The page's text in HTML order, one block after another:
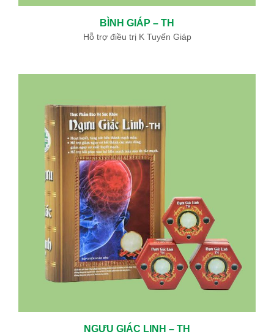
BÌNH GIÁP – TH
Hỗ trợ điều trị K Tuyến Giáp
NGƯU GIÁC LINH – TH